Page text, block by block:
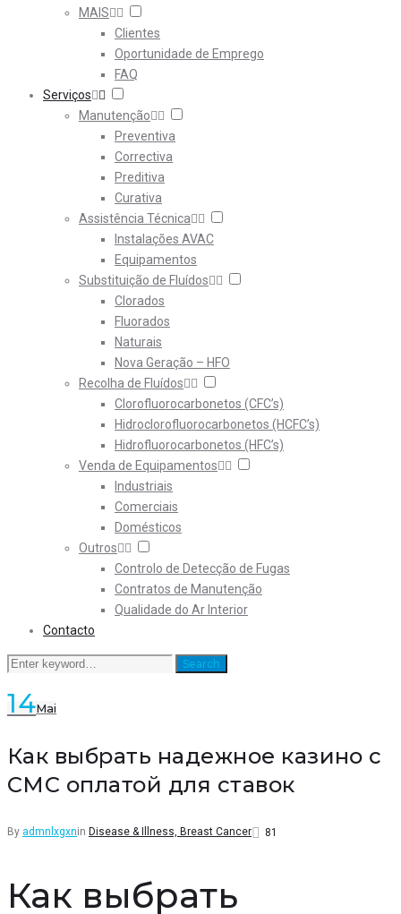
MAIS
Clientes
Oportunidade de Emprego
FAQ
Serviços
Manutenção
Preventiva
Correctiva
Preditiva
Curativa
Assistência Técnica
Instalações AVAC
Equipamentos
Substituição de Fluídos
Clorados
Fluorados
Naturais
Nova Geração – HFO
Recolha de Fluídos
Clorofluorocarbonetos (CFC’s)
Hidroclorofluorocarbonetos (HCFC’s)
Hidrofluorocarbonetos (HFC’s)
Venda de Equipamentos
Industriais
Comerciais
Domésticos
Outros
Controlo de Detecção de Fugas
Contratos de Manutenção
Qualidade do Ar Interior
Contacto
Search
Search
14Mai
Как выбрать надежное казино с
СМС оплатой для ставок
By admnlxgxnin Disease & Illness, Breast Cancer 81
Как выбрать